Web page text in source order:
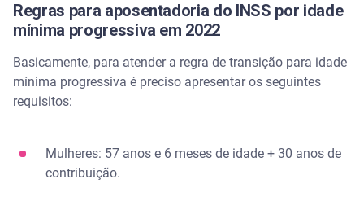
Regras para aposentadoria do INSS por idade
mínima progressiva em 2022
Basicamente, para atender a regra de transição para idade
mínima progressiva é preciso apresentar os seguintes
requisitos:
Mulheres: 57 anos e 6 meses de idade + 30 anos de
contribuição.